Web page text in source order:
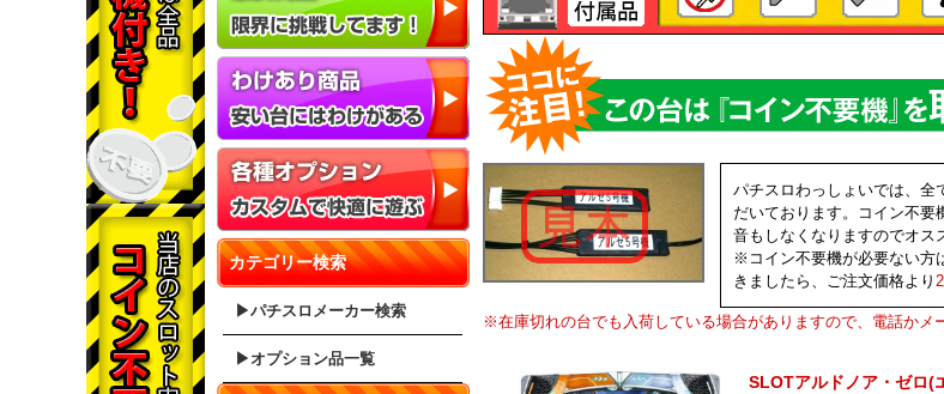
カテゴリー検索
▶パチスロメーカー検索
▶オプション品一覧
パチスロわっしょいでは、全
だいております。コイン不要
音もしなくなりますのでオス
※コイン不要機が必要ない方
きましたら、ご注文価格より
※在庫切れの台でも入荷している場合がありますので、電話かメ
SLOTアルドノア・ゼロ(